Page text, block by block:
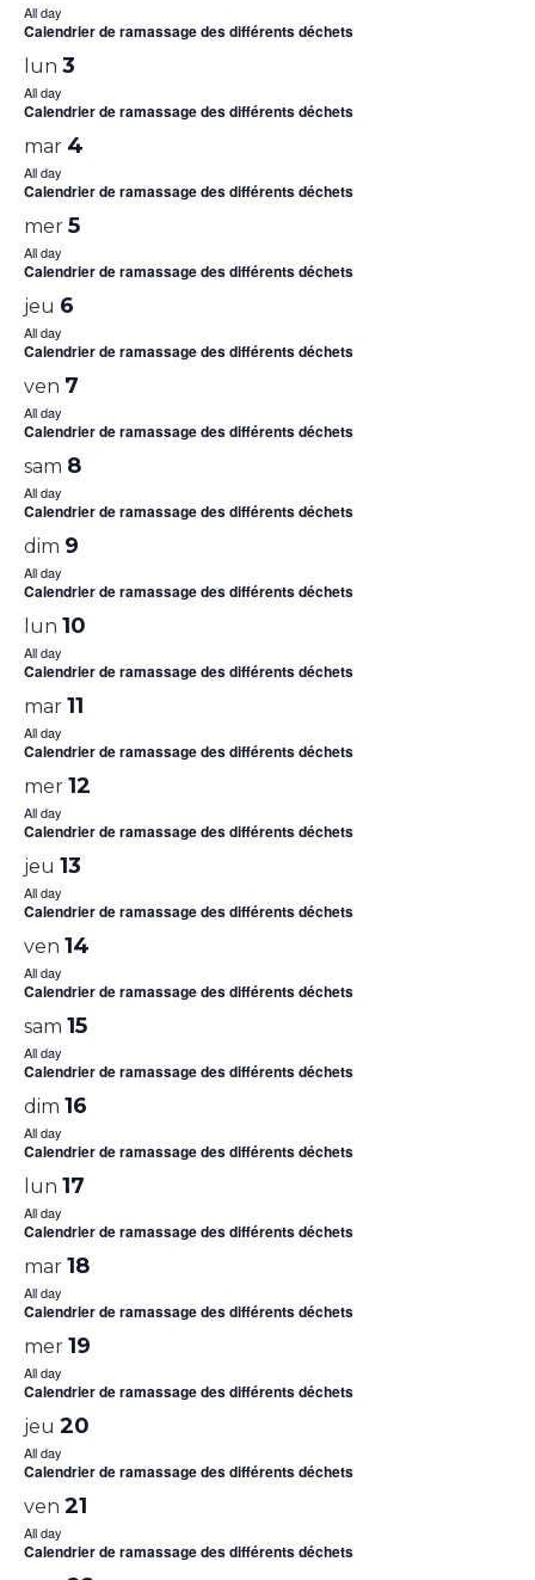
All day
Calendrier de ramassage des différents déchets
lun 3
All day
Calendrier de ramassage des différents déchets
mar 4
All day
Calendrier de ramassage des différents déchets
mer 5
All day
Calendrier de ramassage des différents déchets
jeu 6
All day
Calendrier de ramassage des différents déchets
ven 7
All day
Calendrier de ramassage des différents déchets
sam 8
All day
Calendrier de ramassage des différents déchets
dim 9
All day
Calendrier de ramassage des différents déchets
lun 10
All day
Calendrier de ramassage des différents déchets
mar 11
All day
Calendrier de ramassage des différents déchets
mer 12
All day
Calendrier de ramassage des différents déchets
jeu 13
All day
Calendrier de ramassage des différents déchets
ven 14
All day
Calendrier de ramassage des différents déchets
sam 15
All day
Calendrier de ramassage des différents déchets
dim 16
All day
Calendrier de ramassage des différents déchets
lun 17
All day
Calendrier de ramassage des différents déchets
mar 18
All day
Calendrier de ramassage des différents déchets
mer 19
All day
Calendrier de ramassage des différents déchets
jeu 20
All day
Calendrier de ramassage des différents déchets
ven 21
All day
Calendrier de ramassage des différents déchets